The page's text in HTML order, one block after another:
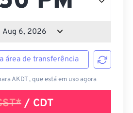
área de transferência
AKDT , que está em uso agora
/ CDT